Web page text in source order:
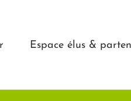
Espace élus &